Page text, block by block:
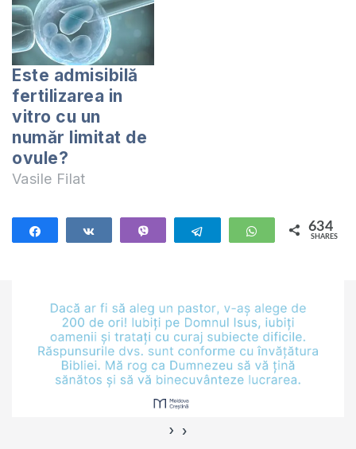
Este admisibilă
fertilizarea in
vitro cu un
număr limitat de
ovule?
Vasile Filat
Telegram WhatsApp
634
SHARES
‹ ›